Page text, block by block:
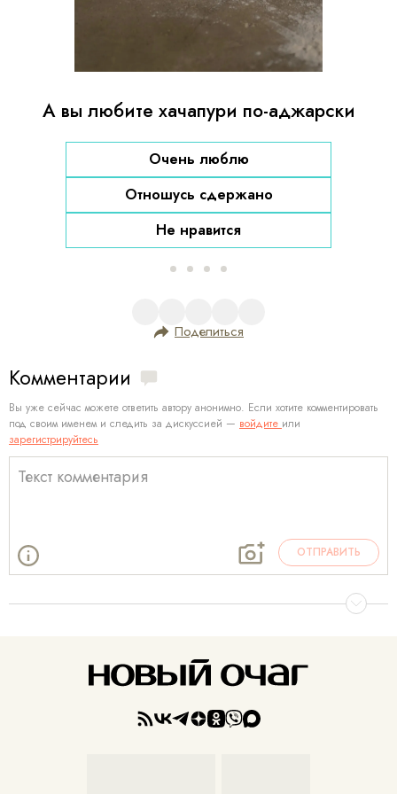
А вы любите хачапури по-аджарски
Очень люблю
Отношусь сдержано
Не нравится
Поделиться
Комментарии
Вы уже сейчас можете ответить автору анонимно. Если хотите комментировать
под своим именем и следить за дискуссией — войдите или
зарегистрируйтесь
ОТПРАВИТЬ